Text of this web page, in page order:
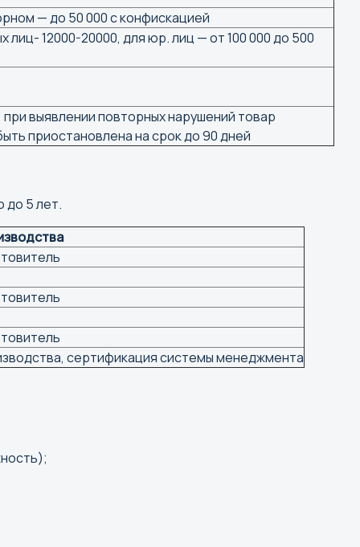
— до 50 000 с конфискацией
12000-20000, для юр. лиц — от 100 000 до 500
выявлении повторных нарушений товар
приостановлена на срок до 90 дней
до 5 лет.
сертификация системы менеджмента